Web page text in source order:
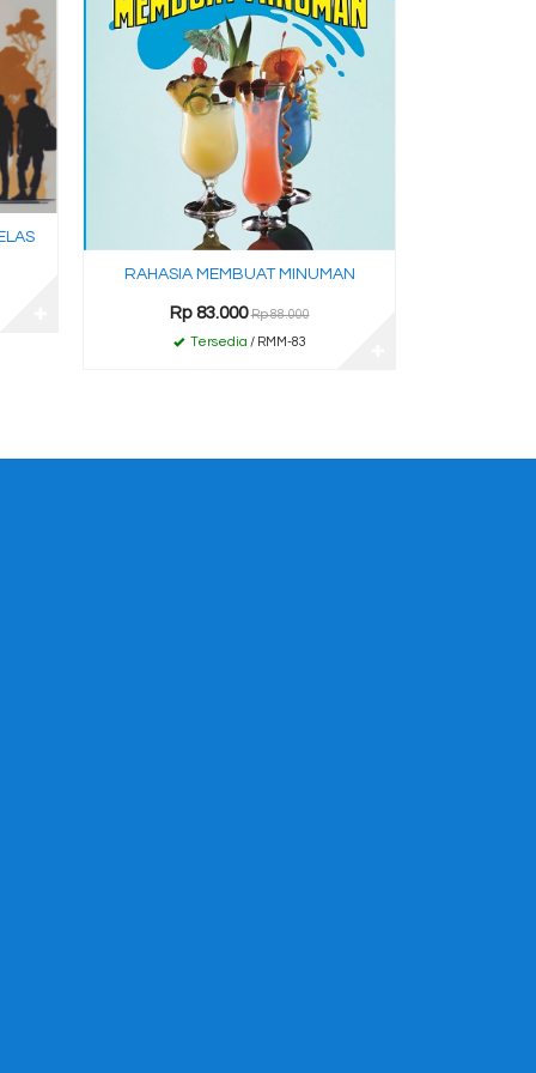
RAHASIA MEMBUAT MINUMAN
Rp 83.000 Rp 88.000
Tersedia / RMM-83